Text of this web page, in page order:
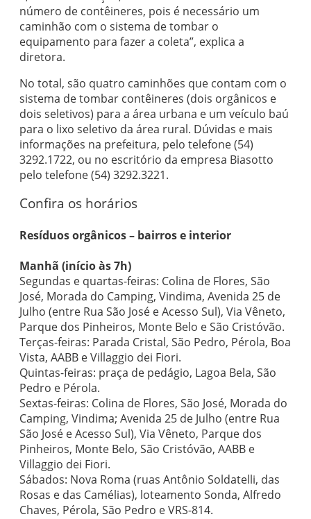
número de contêineres, pois é necessário um
caminhão com o sistema de tombar o
equipamento para fazer a coleta”, explica a
diretora.
No total, são quatro caminhões que contam com o
sistema de tombar contêineres (dois orgânicos e
dois seletivos) para a área urbana e um veículo baú
para o lixo seletivo da área rural. Dúvidas e mais
informações na prefeitura, pelo telefone (54)
3292.1722, ou no escritório da empresa Biasotto
pelo telefone (54) 3292.3221.
Confira os horários
Resíduos orgânicos – bairros e interior
Manhã (início às 7h)
Segundas e quartas-feiras: Colina de Flores, São
José, Morada do Camping, Vindima, Avenida 25 de
Julho (entre Rua São José e Acesso Sul), Via Vêneto,
Parque dos Pinheiros, Monte Belo e São Cristóvão.
Terças-feiras: Parada Cristal, São Pedro, Pérola, Boa
Vista, AABB e Villaggio dei Fiori.
Quintas-feiras: praça de pedágio, Lagoa Bela, São
Pedro e Pérola.
Sextas-feiras: Colina de Flores, São José, Morada do
Camping, Vindima; Avenida 25 de Julho (entre Rua
São José e Acesso Sul), Via Vêneto, Parque dos
Pinheiros, Monte Belo, São Cristóvão, AABB e
Villaggio dei Fiori.
Sábados: Nova Roma (ruas Antônio Soldatelli, das
Rosas e das Camélias), loteamento Sonda, Alfredo
Chaves, Pérola, São Pedro e VRS-814.